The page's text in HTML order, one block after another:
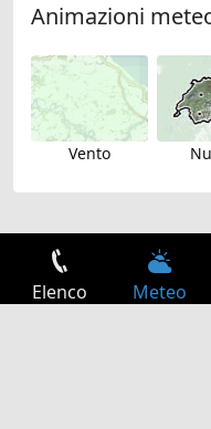
Animazioni
Vento
Elenco Meteo